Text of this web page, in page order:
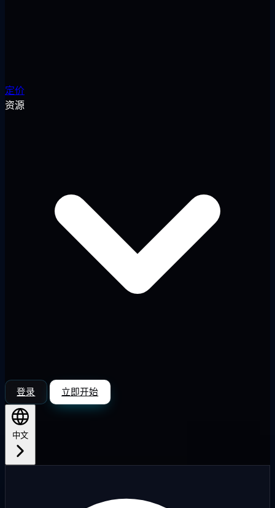
定价
资源
登录 立即开始
中文